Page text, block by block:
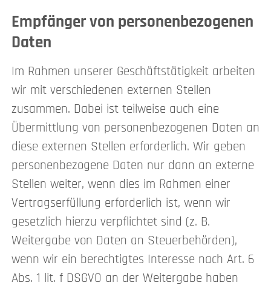
Empfänger von personenbezogenen
Daten
Im Rahmen unserer Geschäftstätigkeit arbeiten
wir mit verschiedenen externen Stellen
zusammen. Dabei ist teilweise auch eine
Übermittlung von personenbezogenen Daten an
diese externen Stellen erforderlich. Wir geben
personenbezogene Daten nur dann an externe
Stellen weiter, wenn dies im Rahmen einer
Vertragserfüllung erforderlich ist, wenn wir
gesetzlich hierzu verpflichtet sind (z. B.
Weitergabe von Daten an Steuerbehörden),
wenn wir ein berechtigtes Interesse nach Art. 6
Abs. 1 lit. f DSGVO an der Weitergabe haben